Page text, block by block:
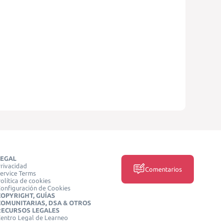
Terms
de cookies
de Cookies
GUÍAS
DSA & OTROS
LEGALES
Legal de Learneo
Comentarios